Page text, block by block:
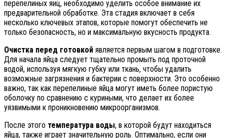
перепелиных яиц, необходимо уделить особое внимание их
предварительной обработке. Эта стадия включает в себя
несколько ключевых этапов, которые помогут обеспечить не
только безопасность, но и максимальную вкусность продукта.
Очистка перед готовкой является первым шагом в подготовке.
Для начала яйца следует тщательно промыть под проточной
водой, используя мягкую губку или ткань, чтобы удалить
возможные загрязнения и бактерии с поверхности. Это особенно
важно, так как перепелиные яйца могут иметь более пористую
оболочку по сравнению с куриными, что делает их более
уязвимыми к проникновению микроорганизмов.
После этого температура воды, в которой будут находиться
яйца, также играет значительную роль. Оптимально, если они